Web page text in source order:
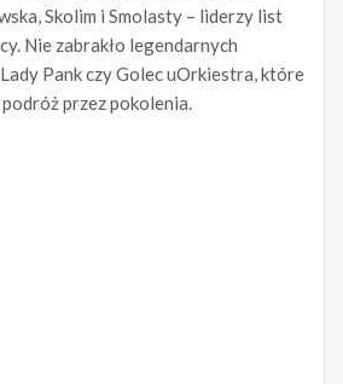
Skolim i Smolasty – liderzy list
Nie zabrakło legendarnych
Pank czy Golec uOrkiestra, które
podróż przez pokolenia.